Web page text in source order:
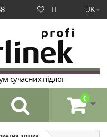
UK
сучасних підлог
0